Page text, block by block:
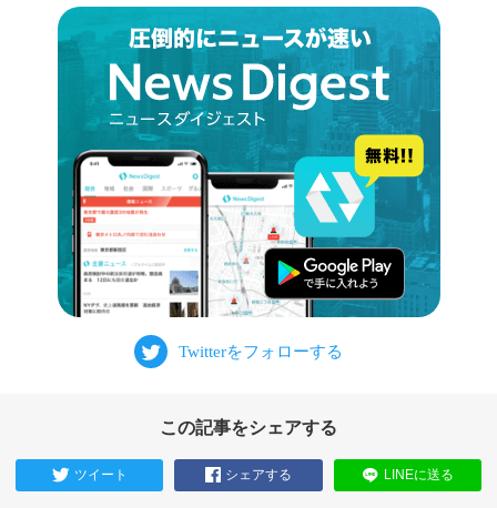
この記事をシェアする
ツイート シェアする LINEに送る